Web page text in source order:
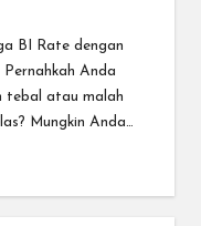
BI Rate dengan
Anda
tebal atau malah
Mungkin Anda…